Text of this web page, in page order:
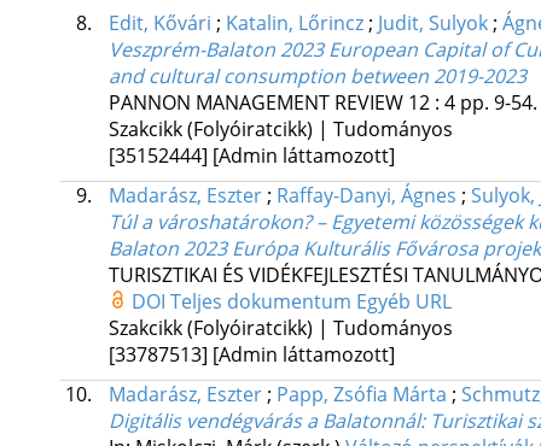
8.
Edit, Kővári ; Katalin, Lőrincz; Judit, Sulyok;
Veszprém-Balaton 2023 European Capital of
and cultural consumption between 2019-2023
PANNON MANAGEMENT REVIEW 12: 4 pp. 9-
Szakcikk (Folyóiratcikk) | Tudományos
[35152444] [Admin láttamozott]
9.
Madarász, Eszter; Raffay-Danyi, Ágnes ; Sulyok,
Túl a városhatárokon? – Egyetemi
Balaton 2023 Európa Kulturális Fővárosa
TURISZTIKAI ÉS VIDÉKFEJLESZTÉSI
DOI Teljes dokumentum Egyéb URL
Szakcikk (Folyóiratcikk) | Tudományos
[33787513] [Admin láttamozott]
10.
Madarász, Eszter; Papp, Zsófia Márta ;
Digitális vendégvárás a Balatonnál: Turisztikai